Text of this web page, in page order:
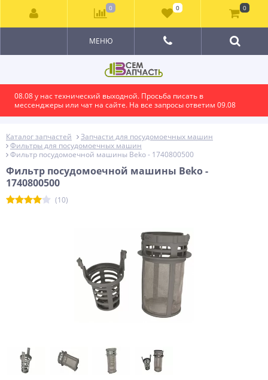
08.08 у нас технический выходной. Просьба писать в
мессенджеры или чат на сайте. На все запросы ответим 09.08
МЕНЮ
Каталог запчастей
Запчасти для посудомоечных машин
Фильтры для посудомоечных машин
Фильтр посудомоечной машины Beko - 1740800500
Фильтр посудомоечной машины Beko -
1740800500
(10)
0 0 0